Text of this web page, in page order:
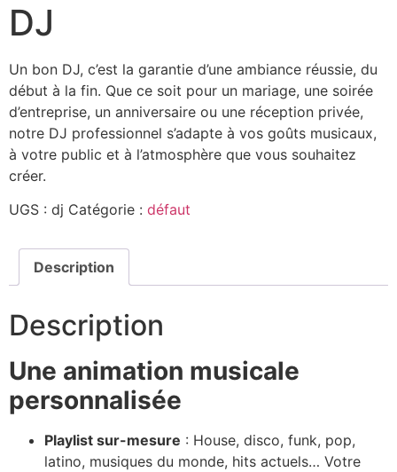
DJ
Un bon DJ, c’est la garantie d’une ambiance réussie, du
début à la fin. Que ce soit pour un mariage, une soirée
d’entreprise, un anniversaire ou une réception privée,
notre DJ professionnel s’adapte à vos goûts musicaux,
à votre public et à l’atmosphère que vous souhaitez
créer.
UGS : dj Catégorie : défaut
Description
Description
Une animation musicale
personnalisée
Playlist sur-mesure : House, disco, funk, pop,
latino, musiques du monde, hits actuels… Votre